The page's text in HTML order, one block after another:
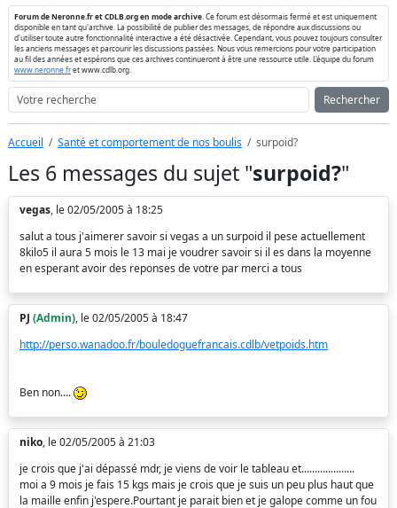
Forum de Neronne.fr et CDLB.org en mode archive . Ce forum est désormais fermé et est uniquement
disponible en tant qu'archive. La possibilité de publier des messages, de répondre aux discussions ou
d'utiliser toute autre fonctionnalité interactive a été désactivée. Cependant, vous pouvez toujours consulter
les anciens messages et parcourir les discussions passées. Nous vous remercions pour votre participation
au fil des années et espérons que ces archives continueront à être une ressource utile. L'équipe du forum
www.neronne.fret www.cdlb.org.
Rechercher
Accueil Santé et comportement de nos boulis surpoid?
Les 6 messages du sujet "surpoid?"
vegas, le 02/05/2005 à 18:25
salut a tous j'aimerer savoir si vegas a un surpoid il pese actuellement
8kilo5 il aura 5 mois le 13 mai je voudrer savoir si il es dans la moyenne
en esperant avoir des reponses de votre par merci a tous
PJ (Admin), le 02/05/2005 à 18:47
http://perso.wanadoo.fr/bouledoguefrancais.cdlb/vetpoids.htm
Ben non....
niko, le 02/05/2005 à 21:03
je crois que j'ai dépassé mdr, je viens de voir le tableau et....................
moi a 9 mois je fais 15 kgs mais je crois que je suis un peu plus haut que
la maille enfin j'espere.Pourtant je parait bien et je galope comme un fou